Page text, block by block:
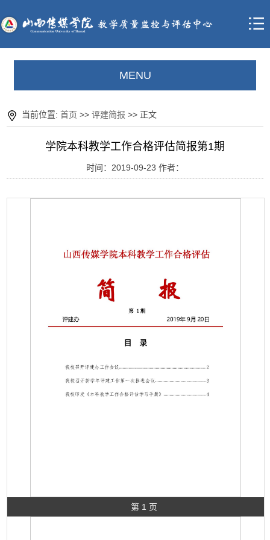
MENU
当前位置:首页 >>评建简报 >> 正文
学院本科教学工作合格评估简报第1期
时间：2019-09-23 作者：
第 1 页